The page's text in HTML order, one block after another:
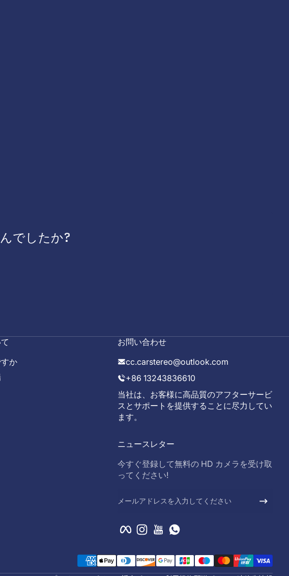
でしたか?
か
お問い合わせ
cc.carstereo@outlook.com
+86 13243836610
当社は、お客様に高品質のアフターサービ
スとサポートを提供することに尽力してい
ます。
ニュースレター
今すぐ登録して無料の HD カメラを受け取
ってください!
メールアドレスを入力してください
FacebookInstagramYouTube
支払い方法